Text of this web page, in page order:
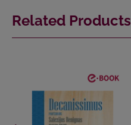
Related Products